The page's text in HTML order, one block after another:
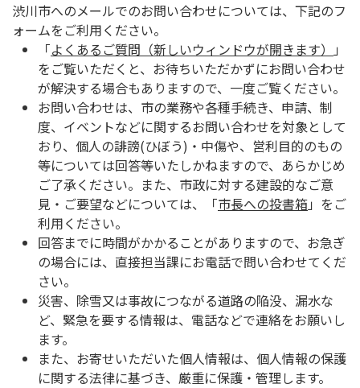
渋川市へのメールでのお問い合わせについては、下記のフ
ォームをご利用ください。
「よくあるご質問（新しいウィンドウが開きます）
」
をご覧いただくと、お待ちいただかずにお問い合わせ
が解決する場合もありますので、一度ご覧ください。
お問い合わせは、市の業務や各種手続き、申請、制
度、イベントなどに関するお問い合わせを対象として
おり、個人の誹謗(ひぼう)・中傷や、営利目的のもの
等については回答等いたしかねますので、あらかじめ
ご了承ください。また、市政に対する建設的なご意
見・ご要望などについては、「市長への投書箱」をご
利用ください。
回答までに時間がかかることがありますので、お急ぎ
の場合には、直接担当課にお電話で問い合わせてくだ
さい。
災害、除雪又は事故につながる道路の陥没、漏水な
ど、緊急を要する情報は、電話などで連絡をお願いし
ます。
また、お寄せいただいた個人情報は、個人情報の保護
に関する法律に基づき、厳重に保護・管理します。